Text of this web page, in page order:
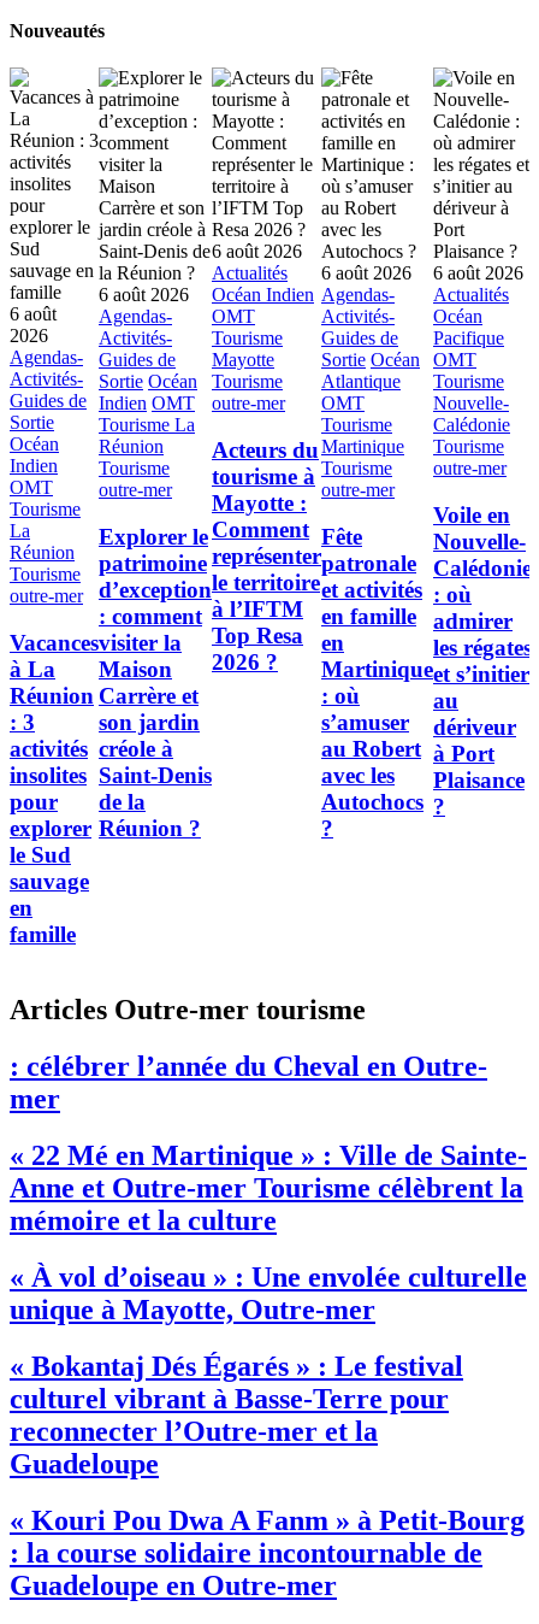
Nouveautés
6 août
2026
Agendas-
Activités-
Guides de
Sortie
Océan
Indien
OMT
Tourisme
La
Réunion
Tourisme
outre-mer
Vacances
à La
Réunion
: 3
activités
insolites
pour
explorer
le Sud
sauvage
en
famille
6 août 2026
Agendas-
Activités-
Guides de
Sortie Océan
Indien OMT
Tourisme La
Réunion
Tourisme
outre-mer
Explorer le
patrimoine
d’exception
: comment
visiter la
Maison
Carrère et
son jardin
créole à
Saint-Denis
de la
Réunion ?
6 août 2026
Actualités
Océan Indien
OMT
Tourisme
Mayotte
Tourisme
outre-mer
Acteurs du
tourisme à
Mayotte :
Comment
représenter
le territoire
à l’IFTM
Top Resa
2026 ?
6 août 2026
Agendas-
Activités-
Guides de
Sortie Océan
Atlantique
OMT
Tourisme
Martinique
Tourisme
outre-mer
Fête
patronale
et activités
en famille
en
Martinique
: où
s’amuser
au Robert
avec les
Autochocs
?
6 août 2026
Actualités
Océan
Pacifique
OMT
Tourisme
Nouvelle-
Calédonie
Tourisme
outre-mer
Voile en
Nouvelle-
Calédonie
: où
admirer
les régates
et s’initier
au
dériveur
à Port
Plaisance
?
Articles Outre-mer tourisme
: célébrer l’année du Cheval en Outre-
mer
« 22 Mé en Martinique » : Ville de Sainte-
Anne et Outre-mer Tourisme célèbrent la
mémoire et la culture
« À vol d’oiseau » : Une envolée culturelle
unique à Mayotte, Outre-mer
« Bokantaj Dés Égarés » : Le festival
culturel vibrant à Basse-Terre pour
reconnecter l’Outre-mer et la
Guadeloupe
« Kouri Pou Dwa A Fanm » à Petit-Bourg
: la course solidaire incontournable de
Guadeloupe en Outre-mer